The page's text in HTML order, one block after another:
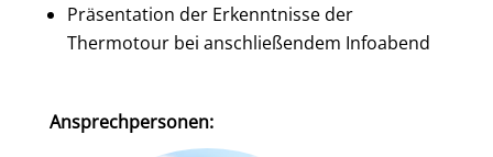
Präsentation der Erkenntnisse der
Thermotour bei anschließendem Infoabend
Ansprechpersonen: